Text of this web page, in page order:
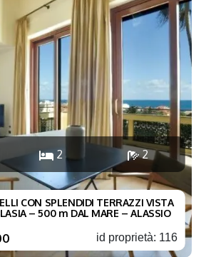
2 2
CON SPLENDIDI TERRAZZI VISTA
– 500 m DAL MARE – ALASSIO
id proprietà: 116